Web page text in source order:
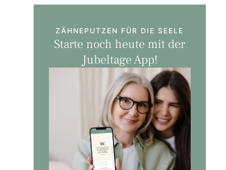
ZÄHNEPUTZEN FÜR DIE SEELE
Starte noch heute mit der
Jubeltage App!